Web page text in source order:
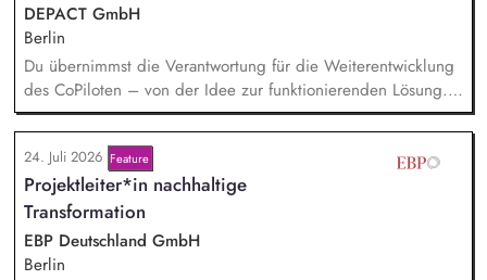
DEPACT GmbH
Berlin
Du übernimmst die Verantwortung für die Weiterentwicklung
des CoPiloten – von der Idee zur funktionierenden Lösung.
Im Zentrum stehen die Umsetzung und Implementierung: Du
verstehst die zugrunde liegenden Prozesse, optimierst sie,
und entwickelst daraus unser Produkt weiter, zusammen mit
unseren Partnern der Branche.
24. Juli 2026 Feature
Projektleiter*in nachhaltige
Transformation
EBP Deutschland GmbH
Berlin